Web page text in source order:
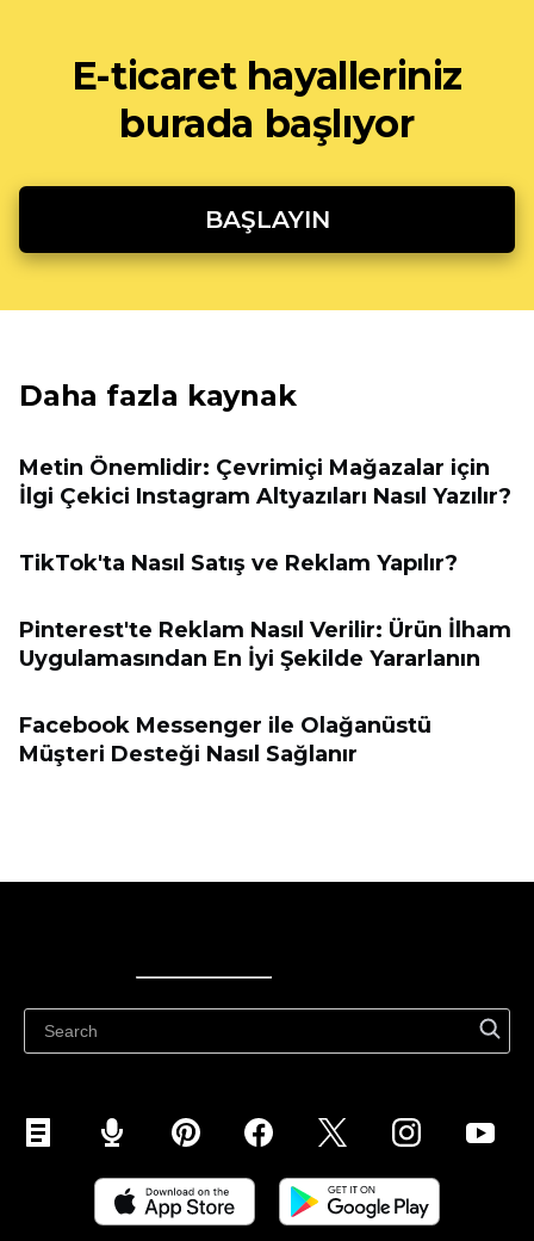
E-ticaret hayalleriniz
burada başlıyor
BAŞLAYIN
Daha fazla kaynak
Metin Önemlidir: Çevrimiçi Mağazalar için
İlgi Çekici Instagram Altyazıları Nasıl Yazılır?
TikTok'ta Nasıl Satış ve Reklam Yapılır?
Pinterest'te Reklam Nasıl Verilir: Ürün İlham
Uygulamasından En İyi Şekilde Yararlanın
Facebook Messenger ile Olağanüstü
Müşteri Desteği Nasıl Sağlanır